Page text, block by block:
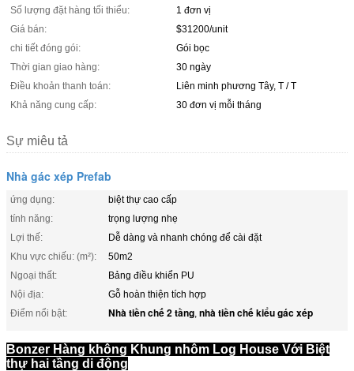
Số lượng đặt hàng tối thiểu:
1 đơn vị
Giá bán:
$31200/unit
chi tiết đóng gói:
Gói bọc
Thời gian giao hàng:
30 ngày
Điều khoản thanh toán:
Liên minh phương Tây, T / T
Khả năng cung cấp:
30 đơn vị mỗi tháng
Sự miêu tả
Nhà gác xép Prefab
ứng dụng:
biệt thự cao cấp
tính năng:
trọng lượng nhẹ
Lợi thế:
Dễ dàng và nhanh chóng để cài đặt
Khu vực chiếu: (m²):
50m2
Ngoại thất:
Bảng điều khiển PU
Nội địa:
Gỗ hoàn thiện tích hợp
Điểm nổi bật:
Nhà tiền chế 2 tầng, nhà tiền chế kiểu gác xép
Bonzer Hàng không Khung nhôm Log House Với Biệt
thự hai tầng di động